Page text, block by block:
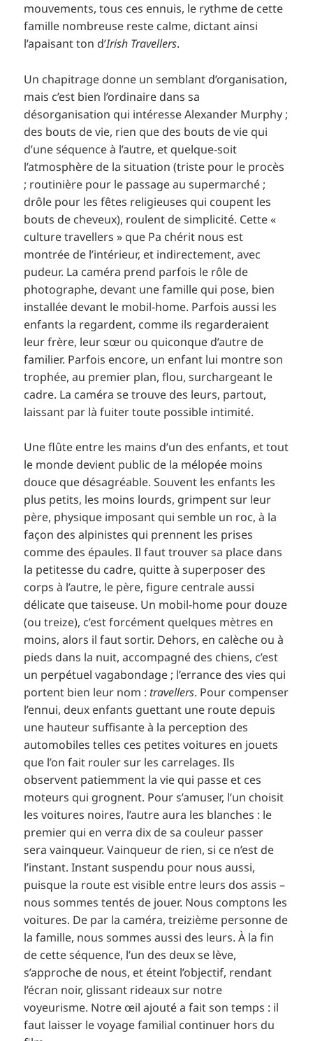
mouvements, tous ces ennuis, le rythme de cette
famille nombreuse reste calme, dictant ainsi
l’apaisant ton d’Irish Travellers.
Un chapitrage donne un semblant d’organisation,
mais c’est bien l’ordinaire dans sa
désorganisation qui intéresse Alexander Murphy ;
des bouts de vie, rien que des bouts de vie qui
d’une séquence à l’autre, et quelque-soit
l’atmosphère de la situation (triste pour le procès
; routinière pour le passage au supermarché ;
drôle pour les fêtes religieuses qui coupent les
bouts de cheveux), roulent de simplicité. Cette «
culture travellers » que Pa chérit nous est
montrée de l’intérieur, et indirectement, avec
pudeur. La caméra prend parfois le rôle de
photographe, devant une famille qui pose, bien
installée devant le mobil-home. Parfois aussi les
enfants la regardent, comme ils regarderaient
leur frère, leur sœur ou quiconque d’autre de
familier. Parfois encore, un enfant lui montre son
trophée, au premier plan, flou, surchargeant le
cadre. La caméra se trouve des leurs, partout,
laissant par là fuiter toute possible intimité.
Une flûte entre les mains d’un des enfants, et tout
le monde devient public de la mélopée moins
douce que désagréable. Souvent les enfants les
plus petits, les moins lourds, grimpent sur leur
père, physique imposant qui semble un roc, à la
façon des alpinistes qui prennent les prises
comme des épaules. Il faut trouver sa place dans
la petitesse du cadre, quitte à superposer des
corps à l’autre, le père, figure centrale aussi
délicate que taiseuse. Un mobil-home pour douze
(ou treize), c’est forcément quelques mètres en
moins, alors il faut sortir. Dehors, en calèche ou à
pieds dans la nuit, accompagné des chiens, c’est
un perpétuel vagabondage ; l’errance des vies qui
portent bien leur nom :travellers. Pour compenser
l’ennui, deux enfants guettant une route depuis
une hauteur suffisante à la perception des
automobiles telles ces petites voitures en jouets
que l’on fait rouler sur les carrelages. Ils
observent patiemment la vie qui passe et ces
moteurs qui grognent. Pour s’amuser, l’un choisit
les voitures noires, l’autre aura les blanches : le
premier qui en verra dix de sa couleur passer
sera vainqueur. Vainqueur de rien, si ce n’est de
l’instant. Instant suspendu pour nous aussi,
puisque la route est visible entre leurs dos assis –
nous sommes tentés de jouer. Nous comptons les
voitures. De par la caméra, treizième personne de
la famille, nous sommes aussi des leurs. À la fin
de cette séquence, l’un des deux se lève,
s’approche de nous, et éteint l’objectif, rendant
l’écran noir, glissant rideaux sur notre
voyeurisme. Notre œil ajouté a fait son temps : il
faut laisser le voyage familial continuer hors du